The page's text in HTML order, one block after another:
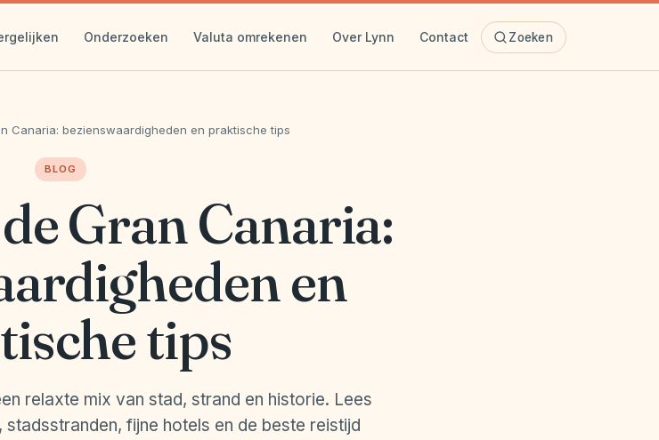
Onderzoeken Valuta omrekenen Over Lynn Contact Zoeken
Canaria: bezienswaardigheden en praktische tips
BLOG
Gran Canaria:
en
tips
relaxte mix van stad, strand en historie. Lees
fijne hotels en de beste reistijd